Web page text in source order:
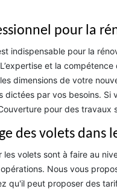
pour la
indispensable pour la
et la
dimensions de votre
dictées par vos besoins.
pour des travaux
des volets dans
volets sont à faire au
Nous vous
qu'il peut proposer des